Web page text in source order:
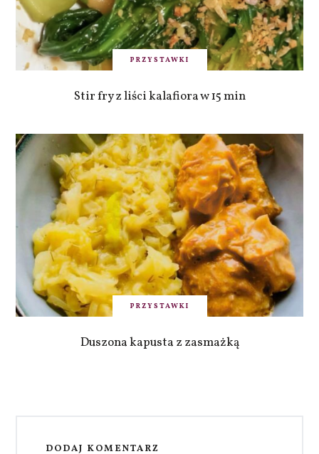
PRZYSTAWKI
Stir fry z liści kalafiora w 15 min
PRZYSTAWKI
Duszona kapusta z zasmażką
DODAJ KOMENTARZ